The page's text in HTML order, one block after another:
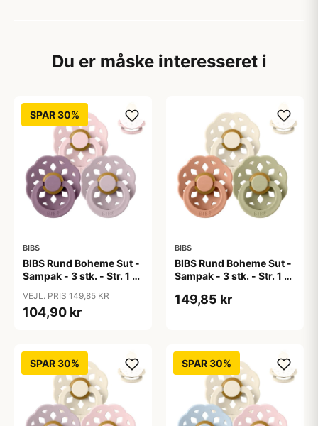
Du er måske interesseret i
SPAR 30%
BIBS
BIBS Rund Boheme Sut -
Sampak - 3 stk. - Str. 1 -
VEJL. PRIS 149,85 KR
104,90 kr
BIBS
BIBS Rund Boheme Sut -
Sampak - 3 stk. - Str. 1 -
149,85 kr
SPAR 30% SPAR 30%